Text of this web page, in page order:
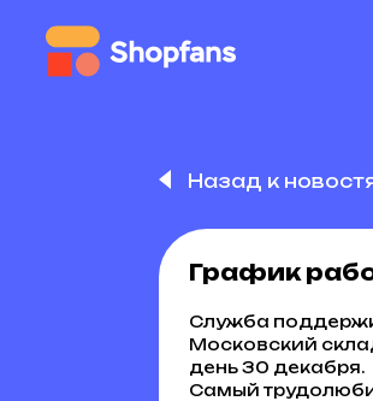
Назад к
График
Служба
Московский
день 30 декабря.
Самый